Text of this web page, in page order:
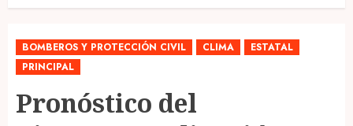
BOMBEROS Y PROTECCIÓN CIVIL CLIMA
ESTATAL
PRINCIPAL
Pronóstico del